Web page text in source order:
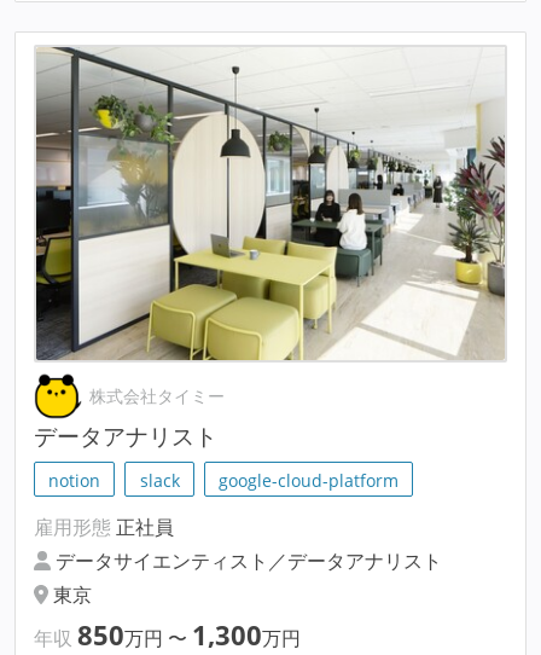
株式会社タイミー
データアナリスト
notion slack google-cloud-platform
雇用形態 正社員
データサイエンティスト／データアナリスト
東京
年収 850万円 〜 1,300万円